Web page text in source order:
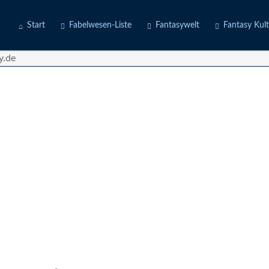
Start Fabelwesen-Liste Fantasywelt Fantasy